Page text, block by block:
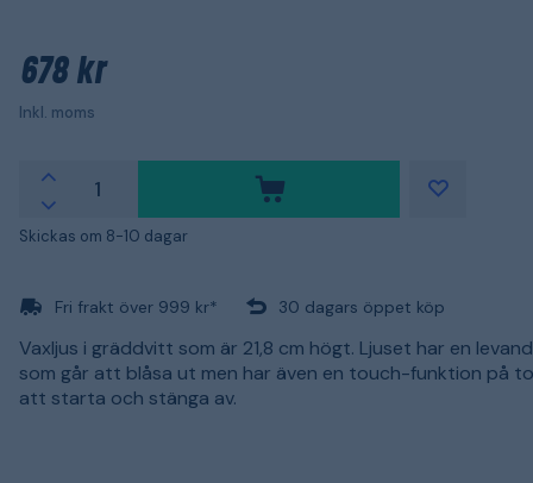
678 kr
Inkl. moms
Skickas om 8-10 dagar
Fri frakt över 999 kr* 30 dagars öppet köp
Vaxljus i gräddvitt som är 21,8 cm högt. Ljuset har en
som går att blåsa ut men har även en touch-funktion på
att starta och stänga av.